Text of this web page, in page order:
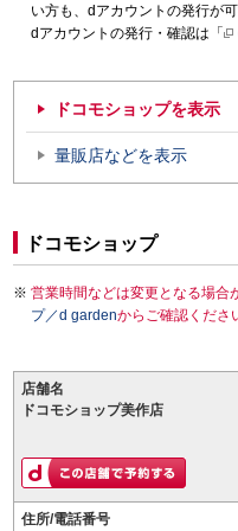
い方も、dアカウントの発行が可
dアカウントの発行・確認は「
ドコモショップを表示
量販店などを表示
ドコモショップ
営業時間などは変更となる場合
プ／d gardenからご確認くださ
店舗名
ドコモショップ美作店
住所/電話番号